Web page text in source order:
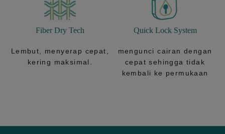
Fiber Dry Tech
Lembut, menyerap cepat,
kering maksimal.
Quick Lock System
mengunci cairan dengan
cepat sehingga tidak
kembali ke permukaan